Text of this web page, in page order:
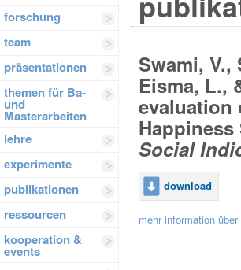
forschung
team
präsentationen
themen für Ba-
und
Masterarbeiten
lehre
experimente
publikationen
ressourcen
kooperation &
events
Swami, V.,
Eisma, L.,
evaluation
Social
download
mehr information